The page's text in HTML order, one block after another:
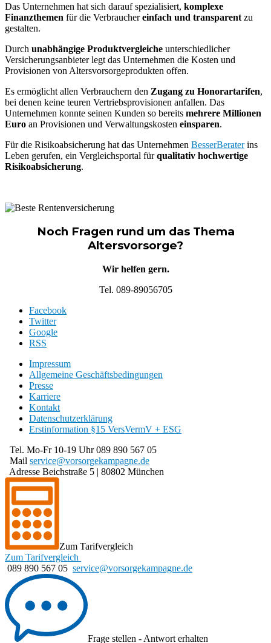
Das Unternehmen hat sich darauf spezialisiert, komplexe
Finanzthemen für die Verbrauchereinfach und transparent zu
gestalten.
Durch unabhängige Produktvergleiche unterschiedlicher
Versicherungsanbieter legt das Unternehmen die Kosten und
Provisionen von Altersvorsorgeprodukten offen.
Es ermöglicht allen Verbrauchern den Zugang zu Honorartarifen,
bei denen keine teuren Vertriebsprovisionen anfallen. Das
Unternehmen konnte seinen Kunden so bereits mehrere Millionen
Euro an Provisionen und Verwaltungskosten einsparen.
Für die Risikoabsicherung hat das Unternehmen BesserBeraterins
Leben gerufen, ein Vergleichsportal fürqualitativ hochwertige
Risikoabsicherung.
Noch Fragen rund um das Thema
Altersvorsorge?
Wir helfen gern.
Tel. 089-89056705
Facebook
Twitter
Google
RSS
Impressum
Allgemeine Geschäftsbedingungen
Presse
Karriere
Kontakt
Datenschutzerklärung
Erstinformation §15 VersVermV + ESG
Tel. Mo-Fr 10-19 Uhr089 890 567 05
Mail service@vorsorgekampagne.de
Adresse Beichstraße 5 | 80802 München
Zum Tarifvergleich
Zum Tarifvergleich
089 890 567 05 service@vorsorgekampagne.de
Frage stellen - Antwort erhalten